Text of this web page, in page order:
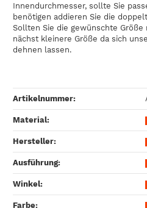
Innendurchmesser, sollte Sie
benötigen addieren Sie die
Sollten Sie die gewünschte
nächst kleinere Größe da sich
dehnen lassen.
Artikelnummer:
Material‍:
Hersteller‍:
Ausführung‍:
Winkel‍:
Farbe‍: